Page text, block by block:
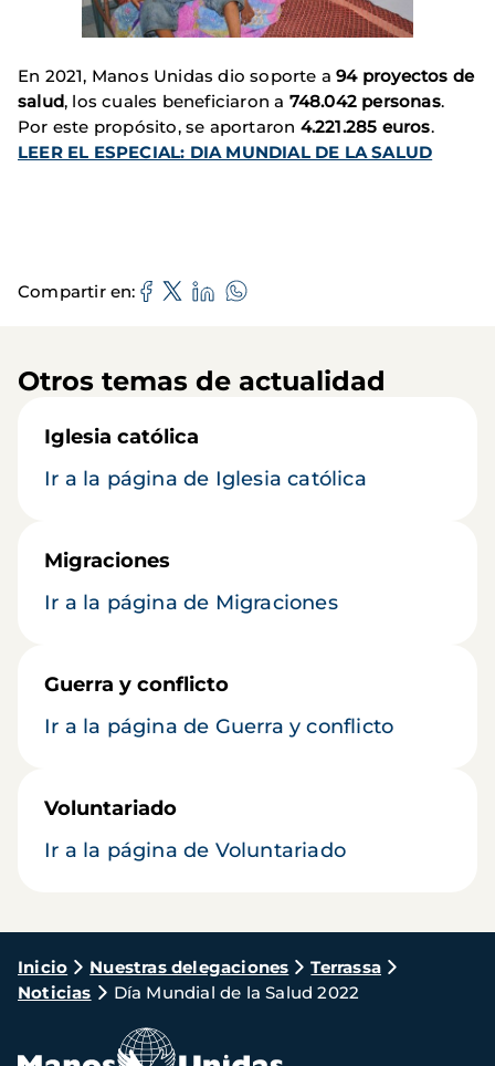
En 2021, Manos Unidas dio soporte a94 proyectos de
salud, los cuales beneficiaron a 748.042 personas.
Por este propósito, se aportaron 4.221.285 euros.
LEER EL ESPECIAL: DIA MUNDIAL DE LA SALUD
Compartir en
Otros temas de actualidad
Iglesia católica
Ir a la página de Iglesia católica
Migraciones
Ir a la página de Migraciones
Guerra y conflicto
Ir a la página de Guerra y conflicto
Voluntariado
Ir a la página de Voluntariado
Ruta
de
navegación
Inicio Nuestras delegaciones
Terrassa
Noticias
Día Mundial de la Salud 2022